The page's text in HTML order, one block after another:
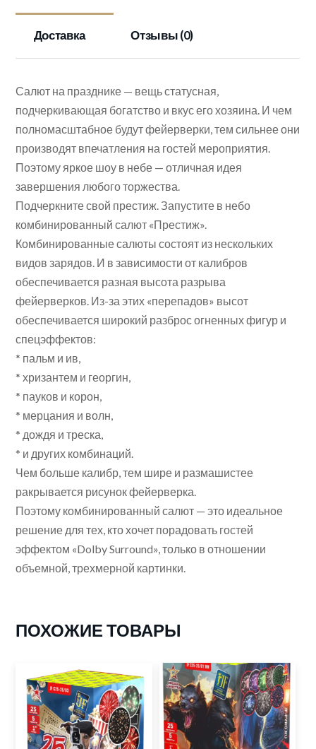
Доставка Отзывы (0)
Салют на празднике — вещь статусная,
подчеркивающая богатство и вкус его хозяина. И чем
полномасштабное будут фейерверки, тем сильнее они
производят впечатления на гостей мероприятия.
Поэтому яркое шоу в небе — отличная идея
завершения любого торжества.
Подчеркните свой престиж. Запустите в небо
комбинированный салют «Престиж».
Комбинированные салюты состоят из нескольких
видов зарядов. И в зависимости от калибров
обеспечивается разная высота разрыва
фейерверков. Из-за этих «перепадов» высот
обеспечивается широкий разброс огненных фигур и
спецэффектов:
* пальм и ив,
* хризантем и георгин,
* пауков и корон,
* мерцания и волн,
* дождя и треска,
* и других комбинаций.
Чем больше калибр, тем шире и размашистее
ракрывается рисунок фейерверка.
Поэтому комбинированный салют — это идеальное
решение для тех, кто хочет порадовать гостей
эффектом «Dolby Surround», только в отношении
объемной, трехмерной картинки.
ПОХОЖИЕ ТОВАРЫ